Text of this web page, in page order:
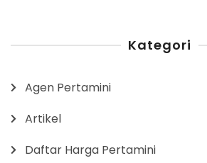
Kategori
Agen Pertamini
Artikel
Daftar Harga Pertamini